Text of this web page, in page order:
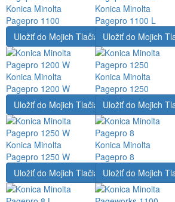
Konica Minolta
Pagepro 1100
Konica Minolta
Pagepro 1100 L
Uložiť do Mojich Tlačiarní
Konica Minolta
Pagepro 1200 W
Uložiť do Mojich
Konica Minolta
Pagepro 1250
Uložiť do Mojich Tlačiarní
Konica Minolta
Pagepro 1250 W
Uložiť do Mojich
Konica Minolta
Pagepro 8
Uložiť do Mojich TlačiarníUložiť do Mojich